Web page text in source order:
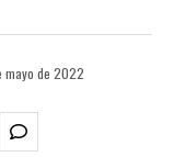
mayo de 2022